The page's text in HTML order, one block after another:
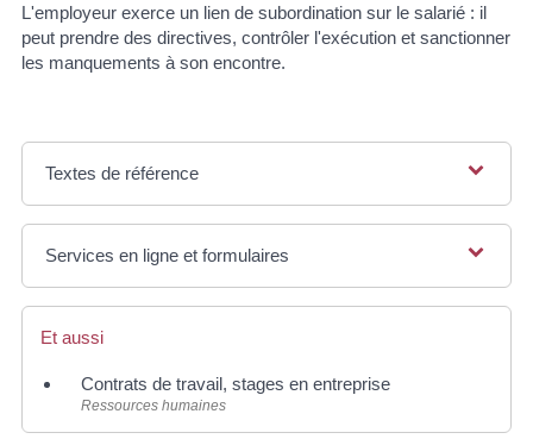
L'employeur exerce un lien de subordination sur le salarié : il
peut prendre des directives, contrôler l'exécution et sanctionner
les manquements à son encontre.
Textes de référence
Services en ligne et formulaires
Et aussi
Contrats de travail, stages en entreprise
Ressources humaines